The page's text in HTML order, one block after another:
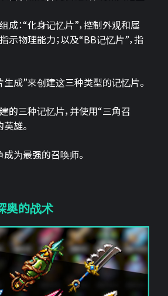
成：“化身记忆片”，控制外观和属
示物理能力；以及“BB记忆片”，指
成”来创建这三种类型的记忆片。
的三种记忆片，并使用“三角召
雄。
为最强的召唤师。
奥的战术